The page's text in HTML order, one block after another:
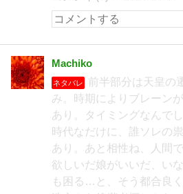
Machiko
ネタバレ
前半部分は天皇の
み。時期によりブレーン
あり。タイミングなんで
時代なだけに、誰ソレの
あり。あと相性ね、人間
欲しいだ娘がいいだ、い
も困る…と、そう都合良